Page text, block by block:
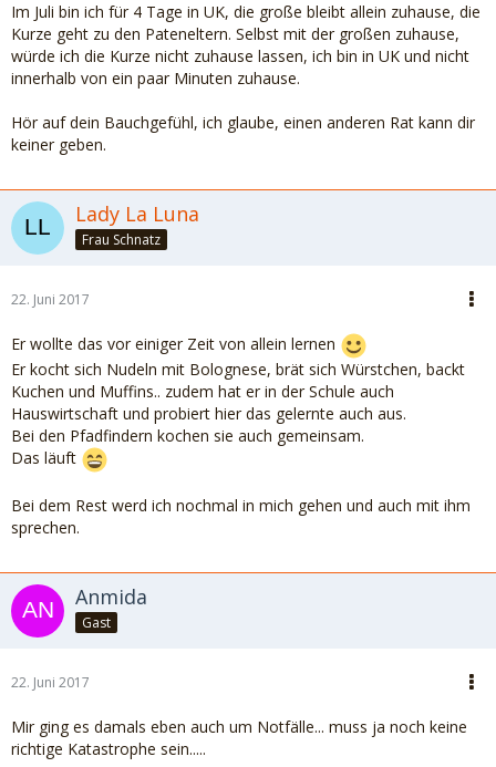
Im Juli bin ich für 4 Tage in UK, die große bleibt allein zuhause, die
Kurze geht zu den Pateneltern. Selbst mit der großen zuhause,
würde ich die Kurze nicht zuhause lassen, ich bin in UK und nicht
innerhalb von ein paar Minuten zuhause.
Hör auf dein Bauchgefühl, ich glaube, einen anderen Rat kann dir
keiner geben.
Lady La Luna
Frau Schnatz
22. Juni 2017
Er wollte das vor einiger Zeit von allein lernen
Er kocht sich Nudeln mit Bolognese, brät sich Würstchen, backt
Kuchen und Muffins.. zudem hat er in der Schule auch
Hauswirtschaft und probiert hier das gelernte auch aus.
Bei den Pfadfindern kochen sie auch gemeinsam.
Das läuft
Bei dem Rest werd ich nochmal in mich gehen und auch mit ihm
sprechen.
Anmida
Gast
22. Juni 2017
Mir ging es damals eben auch um Notfälle... muss ja noch keine
richtige Katastrophe sein.....